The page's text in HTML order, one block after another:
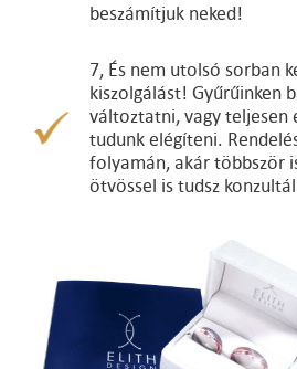
beszámítjuk neked!
7, És nem utolsó sorban
kiszolgálást! Gyűrűinken
változtatni, vagy teljesen
tudunk elégíteni.
folyamán, akár többször
ötvössel is tudsz